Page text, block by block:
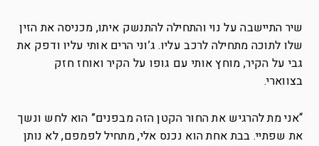
שיר התיישבה על נוי והתחילה להתנשק איתו, מכניסה את הזין
שלו לתוכה מתחילה לרכב עליו. ג’וני הרים אותי עליו ודפק את
גבי על הקיר, מוחץ אותי עם גופו על הקיר ואוחז חזק
בצווארי.
“אני מת להרגיש את החור הקטן הזה מבפנים” הוא לחש ונשך
את שפתיי. בבת אחת הוא נכנס אלי, מתחיל לפמפם, לא נותן